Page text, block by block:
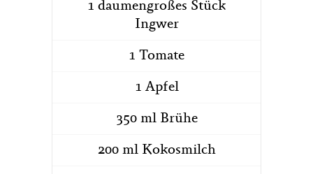
1 daumengroßes Stück
Ingwer
1 Tomate
1 Apfel
350 ml Brühe
200 ml Kokosmilch